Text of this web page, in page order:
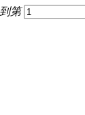
到第